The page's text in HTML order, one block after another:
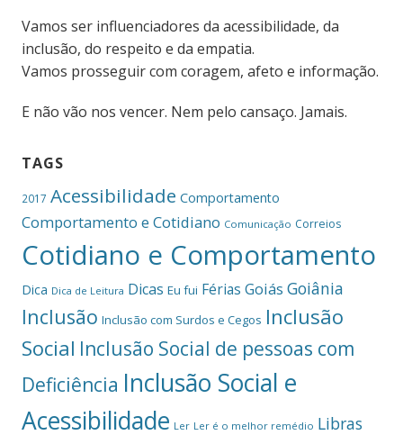
Vamos ser influenciadores da acessibilidade, da
inclusão, do respeito e da empatia.
Vamos prosseguir com coragem, afeto e informação.
E não vão nos vencer. Nem pelo cansaço. Jamais.
TAGS
2017 Acessibilidade Comportamento
Comportamento e Cotidiano Comunicação Correios
Cotidiano e Comportamento
Dica Dica de Leitura Dicas Eu fui Férias Goiás Goiânia
Inclusão Inclusão com Surdos e Cegos Inclusão
Social Inclusão Social de pessoas com
Deficiência Inclusão Social e
Acessibilidade Ler Ler é o melhor remédio Libras